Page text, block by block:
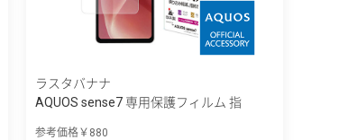
ラスタバナナ
AQUOS sense7 専用保護フィルム 指
参考価格￥880